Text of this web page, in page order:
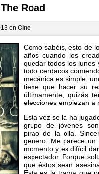
Road
en Cine
Como sabéis, esto de
años cuando los
quedar todos los lunes
todo cerdacos
mecánica es simple:
tiene que hacer su
últimamente, quizás
elecciones empiezan a
Esta vez se la ha
grupo de jóvenes
pirao de la olla.
género. Me parece
momento y es difícil
espectador. Porque
que éstos sean